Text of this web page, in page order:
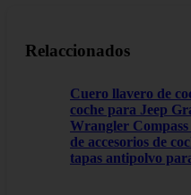
Relaccionados
Cuero llavero de
coche para Jeep
Wrangler
de accesorios de
tapas antipolvo